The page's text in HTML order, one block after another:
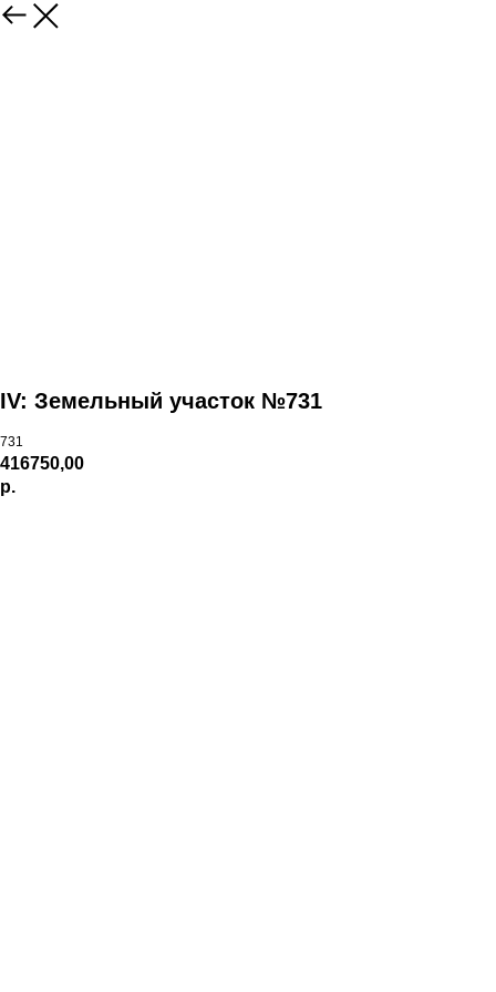
IV: Земельный участок №731
731
416750,00
р.